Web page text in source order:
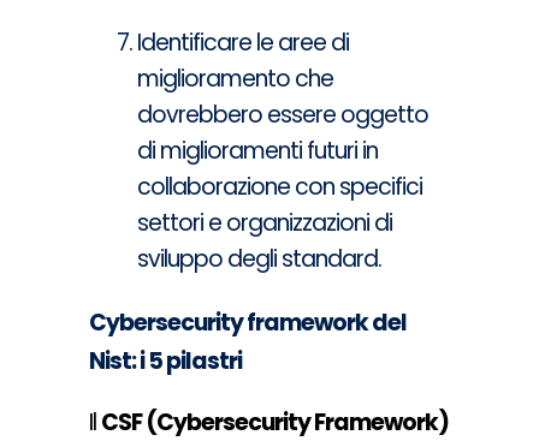
Identificare le aree di
miglioramento che
dovrebbero essere oggetto
di miglioramenti futuri in
collaborazione con specifici
settori e organizzazioni di
sviluppo degli standard.
Cybersecurity framework del
Nist: i 5 pilastri
IlCSF (Cybersecurity Framework)